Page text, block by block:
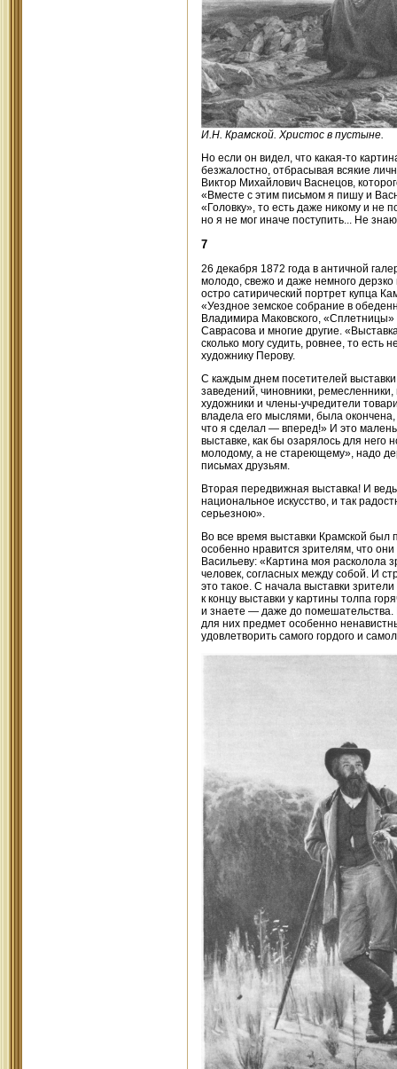
И.Н. Крамской. Христос в пустыне.
Но если он видел, что какая-то
безжалостно, отбрасывая всякие
Виктор Михайлович Васнецов,
«Вместе с этим письмом я пишу и
«Головку», то есть даже никому и не
но я не мог иначе поступить... Не
7
26 декабря 1872 года в античной
молодо, свежо и даже немного дерзко
остро сатирический портрет купца
«Уездное земское собрание в
Владимира Маковского,
Саврасова и многие другие.
сколько могу судить, ровнее, то
художнику Перову.
С каждым днем посетителей
заведений, чиновники,
художники и члены-учредители
владела его мыслями, была
что я сделал — вперед!» И это
выставке, как бы озарялось для
молодому, а не стареющему», надо
письмах друзьям.
Вторая передвижная выставка! И
национальное искусство, и так
серьезною».
Во все время выставки Крамской был
особенно нравится зрителям, что
Васильеву: «Картина моя расколола
человек, согласных между собой. И
это такое. С начала выставки
к концу выставки у картины толпа
и знаете — даже до помешательства.
для них предмет особенно
удовлетворить самого гордого и